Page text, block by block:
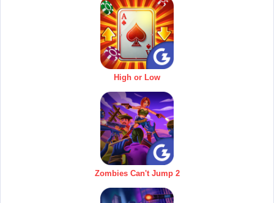
High or Low
Zombies Can't Jump 2